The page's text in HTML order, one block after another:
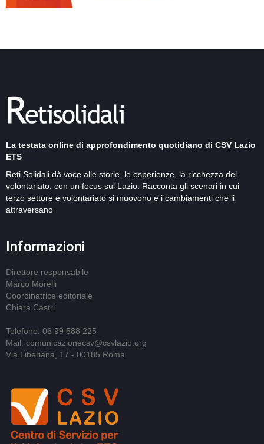
La testata online di approfondimento quotidiano di CSV Lazio
ETS
Reti Solidali dà voce alle storie, le esperienze, la ricchezza del
volontariato, con un focus sul Lazio. Racconta gli scenari in cui
terzo settore e volontariato si muovono e i cambiamenti che li
attraversano
Informazioni
Direttore responsabile
Marco Morelli
Coordinatrice editoriale
Chiara Castri
Telefono: 06 99 588 225
Mail: comunicazionecsv@csvlazio.org
Via Liberiana, 17 - 00185 Roma